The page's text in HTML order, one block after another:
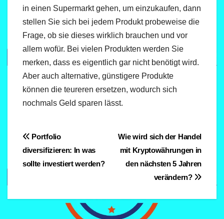
in einen Supermarkt gehen, um einzukaufen, dann
stellen Sie sich bei jedem Produkt probeweise die
Frage, ob sie dieses wirklich brauchen und vor
allem wofür. Bei vielen Produkten werden Sie
merken, dass es eigentlich gar nicht benötigt wird.
Aber auch alternative, günstigere Produkte
können die teureren ersetzen, wodurch sich
nochmals Geld sparen lässt.
Beitragsnavigation
Wie wird sich der Handel
mit Kryptowährungen in
den nächsten 5 Jahren
verändern?
Portfolio
diversifizieren: In was
sollte investiert werden?